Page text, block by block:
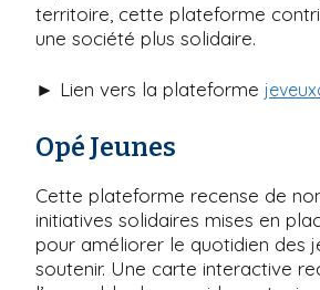
territoire, cette plateforme
une société plus solidaire.
► Lien vers la plateforme
Opé Jeunes
Cette plateforme recense de
initiatives solidaires mises en
pour améliorer le quotidien des
soutenir. Une carte interactive